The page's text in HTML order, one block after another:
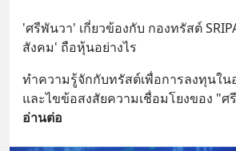
'ศรีพันวา' เกี่ยวข้องกับ กองทรัสต์
สังคม' ถือหุ้นอย่างไร
ทำความรู้จักกับทรัสต์เพื่อการลงทุนใ
และไขข้อสงสัยความเชื่อมโยงของ "ศ
อ่านต่อ